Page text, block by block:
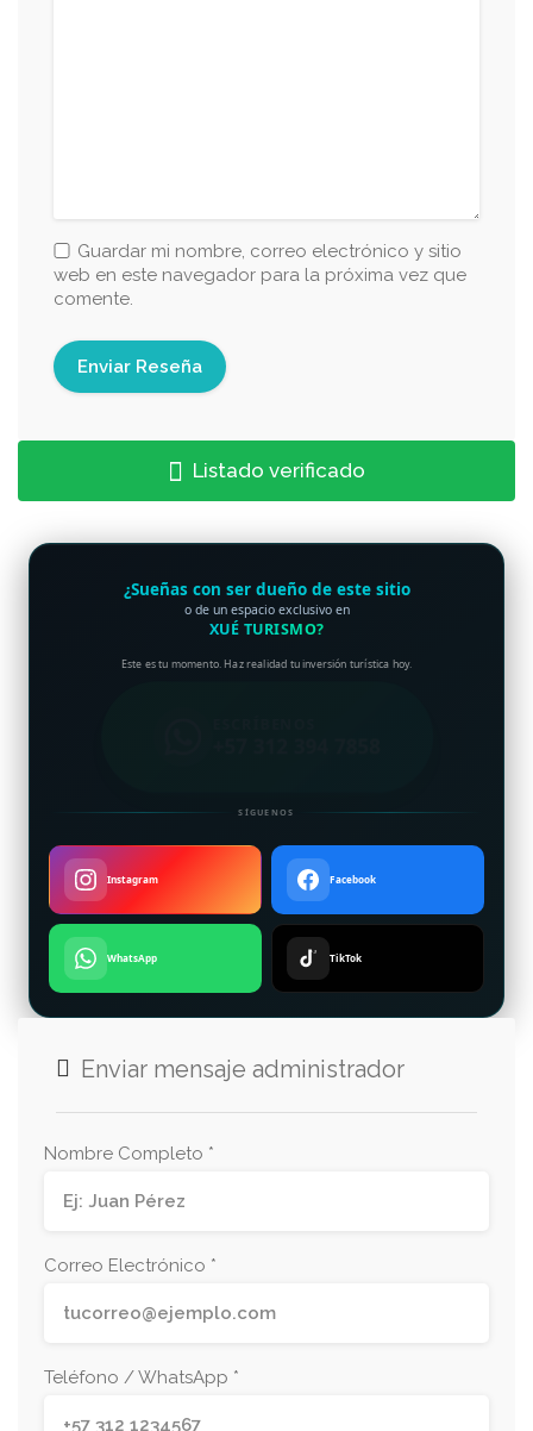
Guardar mi nombre, correo electrónico y sitio
web en este navegador para la próxima vez que
comente.
Listado verificado
¿Sueñas con ser dueño de este sitio
o de un espacio exclusivo en
XUÉ TURISMO?
Este es tu momento. Haz realidad tu inversión turística hoy.
SÍGUENOS
Instagram Facebook
WhatsApp TikTok
Enviar mensaje administrador
Nombre Completo *
Correo Electrónico *
Teléfono / WhatsApp *